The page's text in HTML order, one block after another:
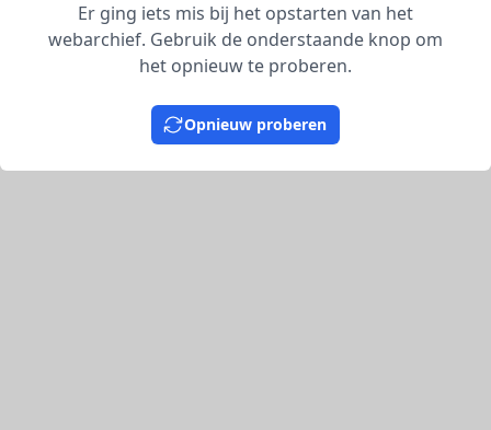
Er ging iets mis bij het opstarten van het
webarchief. Gebruik de onderstaande knop om
het opnieuw te proberen.
Opnieuw proberen